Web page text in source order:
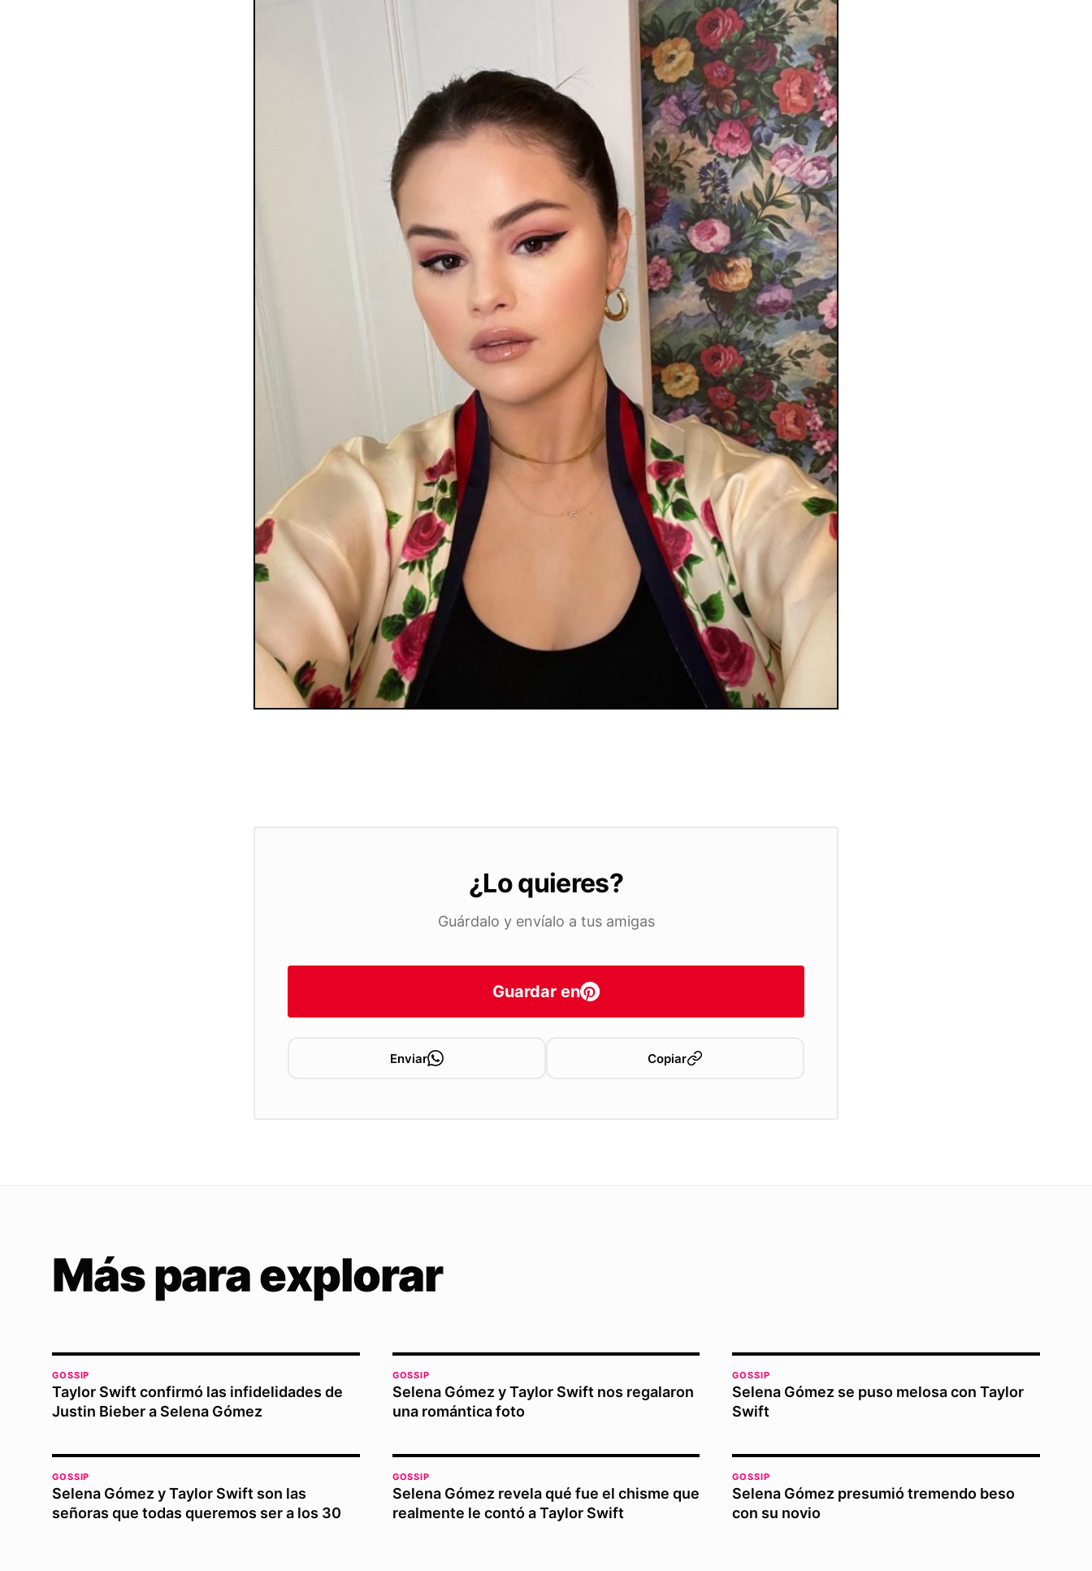
¿Lo quieres?
Guárdalo y envíalo a tus amigas
Guardar en
Enviar Copiar
Más para explorar
GOSSIP
Taylor Swift confirmó las infidelidades de
Justin Bieber a Selena Gómez
GOSSIP
Selena Gómez y Taylor Swift nos regalaron
una romántica foto
GOSSIP
Selena Gómez se puso melosa con Taylor
Swift
GOSSIP
Selena Gómez y Taylor Swift son las
señoras que todas queremos ser a los 30
GOSSIP
Selena Gómez revela qué fue el chisme que
realmente le contó a Taylor Swift
GOSSIP
Selena Gómez presumió tremendo beso
con su novio